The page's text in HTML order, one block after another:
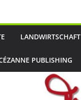
LANDWIRTSCHAFT
PUBLISHING